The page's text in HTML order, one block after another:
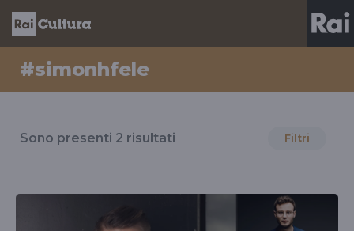
#simonhfele
il
#simonhfele
Sono presenti 2 risultati Filtri